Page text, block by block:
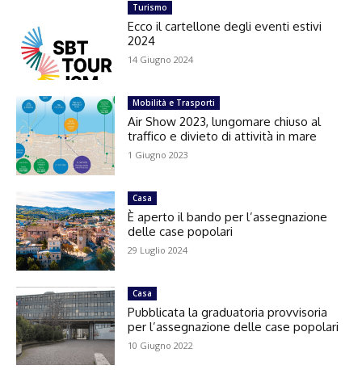
Turismo
Ecco il cartellone degli eventi estivi
2024
14 Giugno 2024
Mobilità e Trasporti
Air Show 2023, lungomare chiuso al
traffico e divieto di attività in mare
1 Giugno 2023
Casa
È aperto il bando per l’assegnazione
delle case popolari
29 Luglio 2024
Casa
Pubblicata la graduatoria provvisoria
per l’assegnazione delle case popolari
10 Giugno 2022